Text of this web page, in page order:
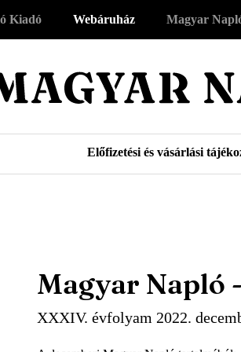
Kiadó Webáruház
Előfizetési és vásárlási
Magyar
Magyar Napló
XXXIV. évfolyam 2022.